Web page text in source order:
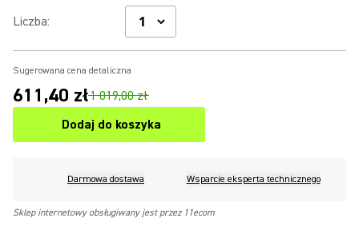
Liczba:
Sugerowana cena detaliczna
611,40 zł1 019,00 zł
Dodaj do koszyka
Darmowa dostawa Wsparcie eksperta technicznego
Sklep internetowy obsługiwany jest przez 11ecom